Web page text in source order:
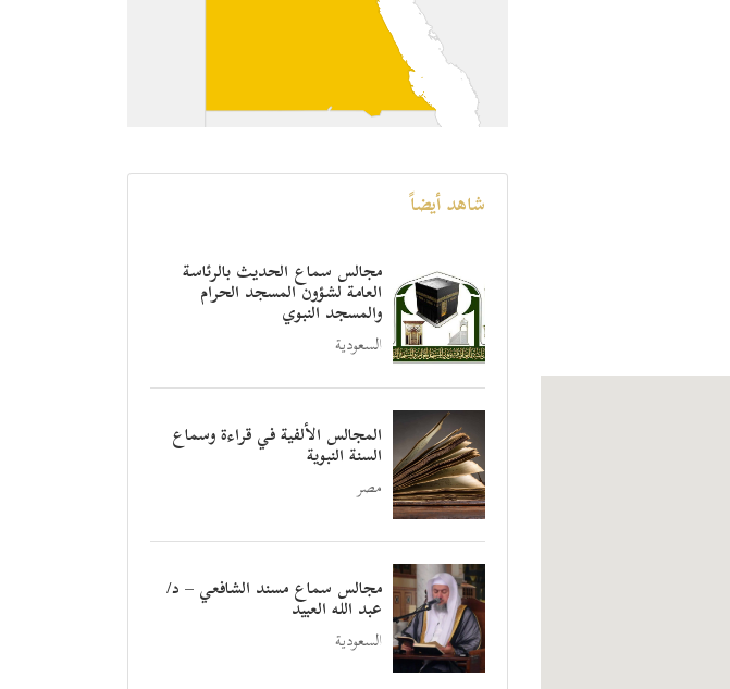
شاهد أيضاً
مجالس سماع الحديث بالرئاسة
العامة لشؤون المسجد الحرام
والمسجد النبوي
السعودية
المجالس الألفية في قراءة وسماع
السنة النبوية
مصر
مجالس سماع مسند الشافعي – د/
عبد الله العبيد
السعودية